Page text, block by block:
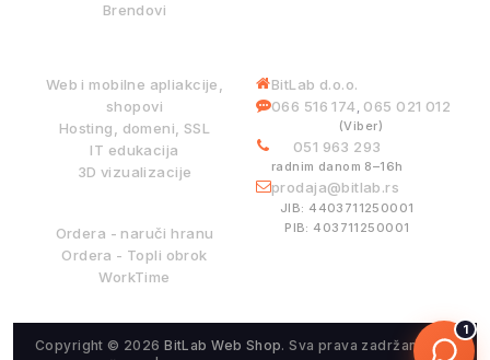
Brendovi
Web i mobilne apliakcije,
shopovi
Hosting, domeni, SSL
IT edukacija
3D vizualizacije
Ordera - naruči hranu
Ordera - Topli obrok
WorkTime
BitLab d.o.o.
066 516 174, 065 021 012
(Viber)
051 963 293
radnim danom 8–16h
prodaja@bitlab.rs
JIB: 4403711250001
PIB: 403711250001
Copyright © 2026BitLab Web Shop. Sva prava zadržana.
1